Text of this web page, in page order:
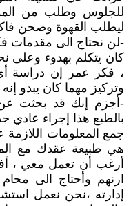
للجلوس وطلب من
ليطلب القهوة وصحن
-لن نحتاج الى مقدمات
كان يتكلم بهدوء وعلى
، فكر عمر إن دراسة
وتركيز مهما كان يبدو
-أجزم إنك قد بحثت عن
بالطبع هذا إجراء عادي
جمع المعلومات
هي طبيعة عقدك مع
أرغب أن تعمل معي ،
ارنهم وأحتاج الى
إدارته ،نحن نعمل